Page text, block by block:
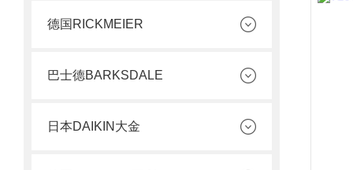
德国RICKMEIER
巴士德BARKSDALE
日本DAIKIN大金